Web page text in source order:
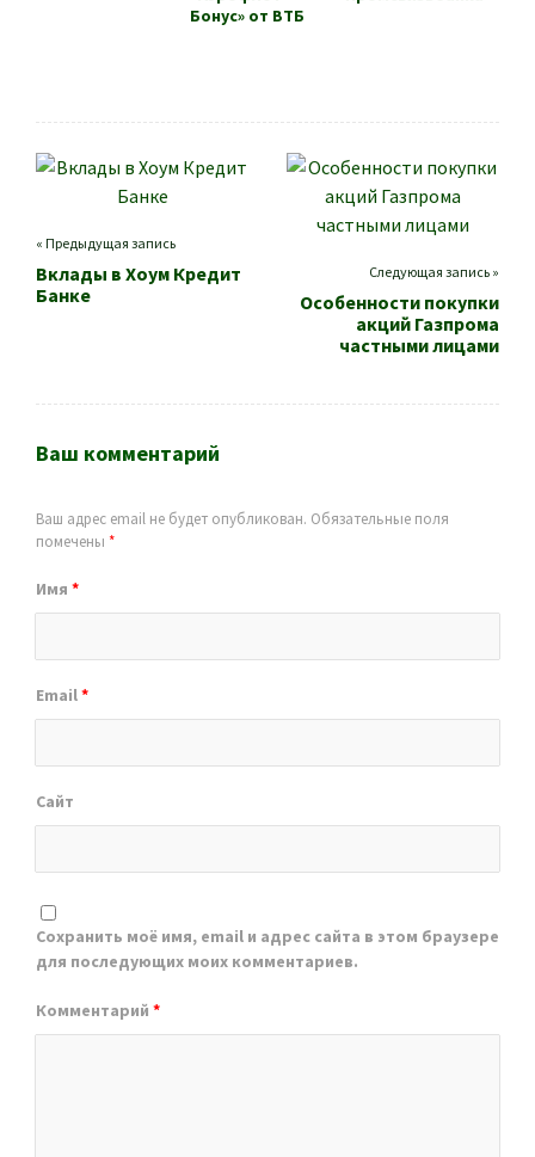
Бонус» от ВТБ
« Предыдущая запись
Вклады в Хоум Кредит
Банке
Следующая запись »
Особенности покупки
акций Газпрома
частными лицами
Ваш комментарий
Ваш адрес email не будет опубликован. Обязательные поля
помечены *
Имя *
Email*
Сайт
Сохранить моё имя, email и адрес сайта в этом браузере
для последующих моих комментариев.
Комментарий *